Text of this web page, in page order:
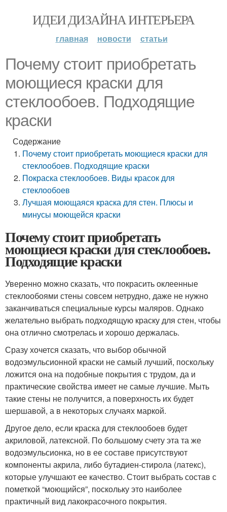
ИДЕИ ДИЗАЙНА ИНТЕРЬЕРА
главная новости статьи
Почему стоит приобретать
моющиеся краски для
стеклообоев. Подходящие
краски
Содержание
Почему стоит приобретать моющиеся краски для
стеклообоев. Подходящие краски
Покраска стеклообоев. Виды красок для
стеклообоев
Лучшая моющаяся краска для стен. Плюсы и
минусы моющейся краски
Почему стоит приобретать
моющиеся краски для стеклообоев.
Подходящие краски
Уверенно можно сказать, что покрасить оклеенные
стеклообоями стены совсем нетрудно, даже не нужно
заканчиваться специальные курсы маляров. Однако
желательно выбрать подходящую краску для стен, чтобы
она отлично смотрелась и хорошо держалась.
Сразу хочется сказать, что выбор обычной
водоэмульсионной краски не самый лучший, поскольку
ложится она на подобные покрытия с трудом, да и
практические свойства имеет не самые лучшие. Мыть
такие стены не получится, а поверхность их будет
шершавой, а в некоторых случаях маркой.
Другое дело, если краска для стеклообоев будет
акриловой, латексной. По большому счету эта та же
водоэмульсионка, но в ее составе присутствуют
компоненты акрила, либо бутадиен-стирола (латекс),
которые улучшают ее качество. Стоит выбрать состав с
пометкой “моющийся”, поскольку это наиболее
практичный вид лакокрасочного покрытия.